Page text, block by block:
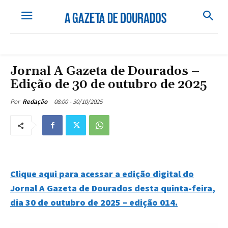
Jornal A Gazeta de Dourados –
Edição de 30 de outubro de 2025
Por Redação 08:00 - 30/10/2025
Clique aqui para acessar a edição digital do
Jornal A Gazeta de Dourados desta quinta-feira,
dia 30 de outubro de 2025 – edição 014.